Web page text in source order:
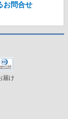
お問合せ
届け